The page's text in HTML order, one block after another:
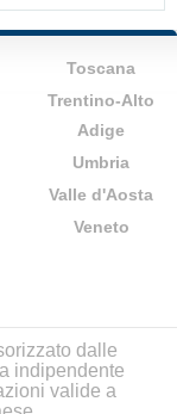
Toscana
Trentino-Alto
Adige
Umbria
Valle d'Aosta
Veneto
dalle
indipendente
valide a